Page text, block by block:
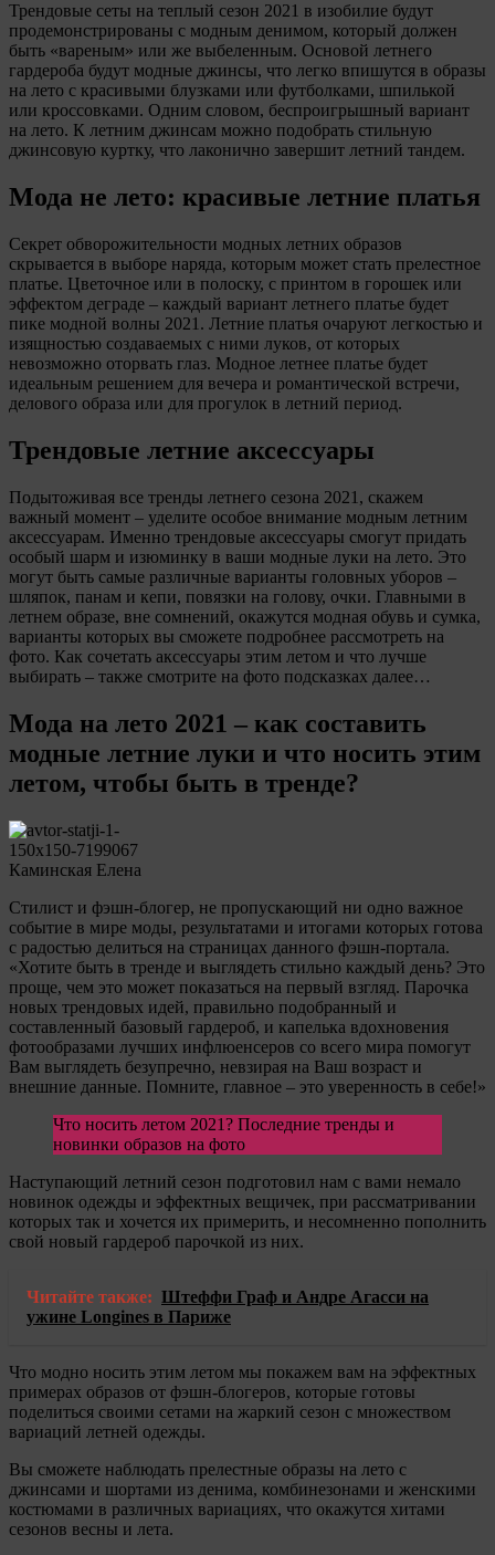
Трендовые сеты на теплый сезон 2021 в изобилие будут
продемонстрированы с модным денимом, который должен
быть «вареным» или же выбеленным. Основой летнего
гардероба будут модные джинсы, что легко впишутся в образы
на лето с красивыми блузками или футболками, шпилькой
или кроссовками. Одним словом, беспроигрышный вариант
на лето. К летним джинсам можно подобрать стильную
джинсовую куртку, что лаконично завершит летний тандем.
Мода не лето: красивые летние платья
Секрет обворожительности модных летних образов
скрывается в выборе наряда, которым может стать прелестное
платье. Цветочное или в полоску, с принтом в горошек или
эффектом деграде – каждый вариант летнего платье будет
пике модной волны 2021. Летние платья очаруют легкостью и
изящностью создаваемых с ними луков, от которых
невозможно оторвать глаз. Модное летнее платье будет
идеальным решением для вечера и романтической встречи,
делового образа или для прогулок в летний период.
Трендовые летние аксессуары
Подытоживая все тренды летнего сезона 2021, скажем
важный момент – уделите особое внимание модным летним
аксессуарам. Именно трендовые аксессуары смогут придать
особый шарм и изюминку в ваши модные луки на лето. Это
могут быть самые различные варианты головных уборов –
шляпок, панам и кепи, повязки на голову, очки. Главными в
летнем образе, вне сомнений, окажутся модная обувь и сумка,
варианты которых вы сможете подробнее рассмотреть на
фото. Как сочетать аксессуары этим летом и что лучше
выбирать – также смотрите на фото подсказках далее…
Мода на лето 2021 – как составить
модные летние луки и что носить этим
летом, чтобы быть в тренде?
Каминская Елена
Стилист и фэшн-блогер, не пропускающий ни одно важное
событие в мире моды, результатами и итогами которых готова
с радостью делиться на страницах данного фэшн-портала.
«Хотите быть в тренде и выглядеть стильно каждый день? Это
проще, чем это может показаться на первый взгляд. Парочка
новых трендовых идей, правильно подобранный и
составленный базовый гардероб, и капелька вдохновения
фотообразами лучших инфлюенсеров со всего мира помогут
Вам выглядеть безупречно, невзирая на Ваш возраст и
внешние данные. Помните, главное – это уверенность в себе!»
Что носить летом 2021? Последние тренды и
новинки образов на фото
Наступающий летний сезон подготовил нам с вами немало
новинок одежды и эффектных вещичек, при рассматривании
которых так и хочется их примерить, и несомненно пополнить
свой новый гардероб парочкой из них.
Читайте также: Штеффи Граф и Андре Агасси на
ужине Longines в Париже
Что модно носить этим летом мы покажем вам на эффектных
примерах образов от фэшн-блогеров, которые готовы
поделиться своими сетами на жаркий сезон с множеством
вариаций летней одежды.
Вы сможете наблюдать прелестные образы на лето с
джинсами и шортами из денима, комбинезонами и женскими
костюмами в различных вариациях, что окажутся хитами
сезонов весны и лета.